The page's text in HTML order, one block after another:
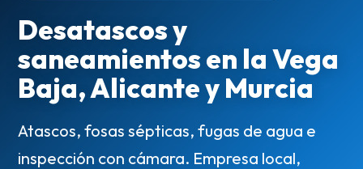
Desatascos y
saneamientos en la Vega
Baja, Alicante y Murcia
Atascos, fosas sépticas, fugas de agua e
inspección con cámara. Empresa local,